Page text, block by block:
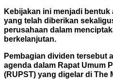
Kebijakan ini menjadi
yang telah diberikan
perusahaan dalam
berkelanjutan.
Pembagian dividen tersebut
agenda dalam Rapat Umum
(RUPST) yang digelar di The